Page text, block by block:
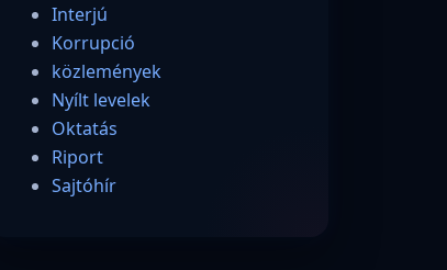
Interjú
Korrupció
közlemények
Nyílt levelek
Oktatás
Riport
Sajtóhír